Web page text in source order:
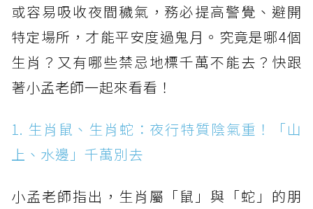
或容易吸收夜間穢氣，務必提高警覺、避開
特定場所，才能平安度過鬼月。究竟是哪4個
生肖？又有哪些禁忌地標千萬不能去？快跟
著小孟老師一起來看看！
1. 生肖鼠、生肖蛇：夜行特質陰氣重！「山
上、水邊」千萬別去
小孟老師指出，生肖屬「鼠」與「蛇」的朋